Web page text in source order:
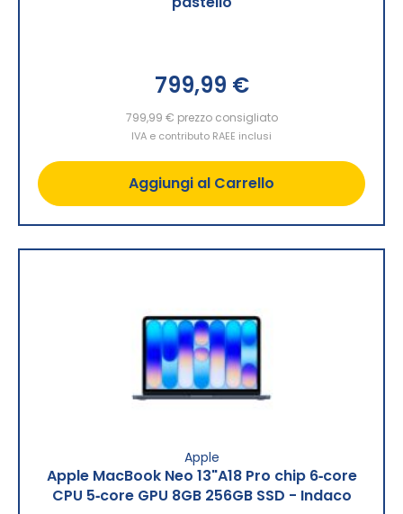
799,99 €
799,99 € prezzo consigliato
IVA e contributo RAEE inclusi
Aggiungi al Carrello
Apple
Apple MacBook Neo 13"A18 Pro chip 6‑core
CPU 5‑core GPU 8GB 256GB SSD - Indaco